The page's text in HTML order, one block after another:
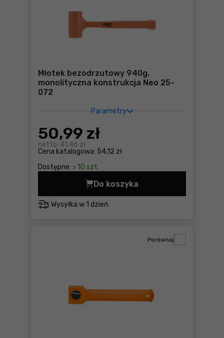
Młotek bezodrzutowy 940g,
monolityczna konstrukcja Neo 25-
072
Parametry
Cena katalogowa: 54,12 zł
50,99 zł
netto: 41,46 zł
Dostępne: > 10 szt.
Wysyłka w 1 dzień
Do koszyka
Młotek bezodrzutowy
Porównaj